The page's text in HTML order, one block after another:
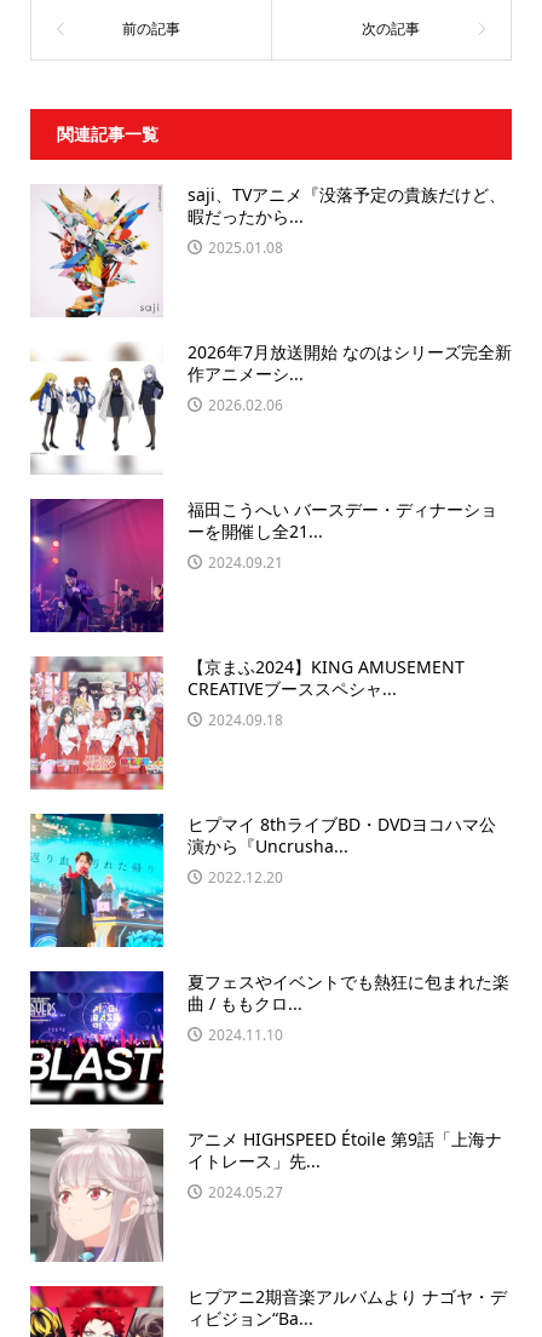
関連記事一覧
saji、TVアニメ『没落予定の貴族だけど、
暇だったから...
2025.01.08
2026年7月放送開始 なのはシリーズ完全新
作アニメーシ...
2026.02.06
福田こうへい バースデー・ディナーショ
ーを開催し全21...
2024.09.21
【京まふ2024】KING AMUSEMENT
CREATIVEブーススペシャ...
2024.09.18
ヒプマイ 8thライブBD・DVDヨコハマ公
演から『Uncrusha...
2022.12.20
夏フェスやイベントでも熱狂に包まれた楽
曲 / ももクロ...
2024.11.10
アニメ HIGHSPEED Étoile 第9話「上海ナ
イトレース」先...
2024.05.27
ヒプアニ2期音楽アルバムより ナゴヤ・デ
ィビジョン“Ba...